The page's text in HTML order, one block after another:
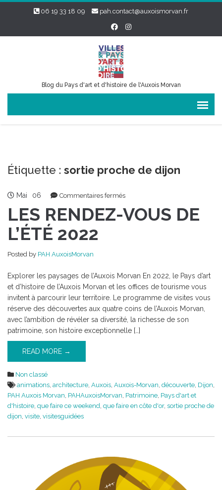
06 19 33 18 09 pah.contact@auxoismorvan.fr
Blog du Pays d'art et d'histoire de l'Auxois Morvan
Étiquette : sortie proche de dijon
Mai 06 Commentaires ferméssur
RENDEZ-
LES RENDEZ-VOUS DE
L’ÉTÉ 2022
Posted by PAH AuxoisMorvan
Explorer les paysages de l’Auxois Morvan En 2022, le Pays d’art
et d’histoire de l’Auxois Morvan et les offices de tourisme vous
invitent à parcourir leur territoire. Le programme de visites vous
réserve des découvertes aux quatre coins de l’Auxois Morvan,
avec l’ambition de révéler sa diversité, la richesse de son
patrimoine, son histoire exceptionnelle […]
READ MORE →
Non classé
animations, architecture, Auxois, Auxois-Morvan, découverte, Dijon,
PAH Auxois Morvan, PAHAuxoisMorvan, Patrimoine, Pays d'art et
d'histoire, que faire ce weekend, que faire en côte d'or, sortie proche de
dijon, visite, visitesguidées